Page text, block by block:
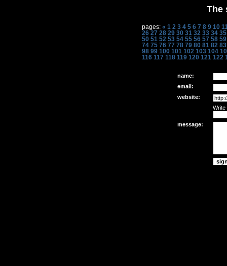
The
pages: « 1 2 3 4 5 6 7 8 9 10
26 27 28 29 30 31 32 33 34 35
50 51 52 53 54 55 56 57 58 59
74 75 76 77 78 79 80 81 82 83
98 99 100 101 102 103 104
116 117 118 119 120 121 122
name:
email:
website:
Write
message: